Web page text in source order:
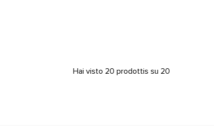
Hai visto 20 prodottis su 20